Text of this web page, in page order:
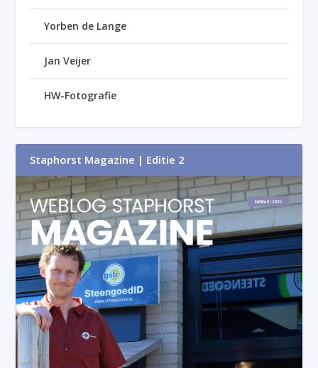
Yorben de Lange
Jan Veijer
HW-Fotografie
Staphorst Magazine | Editie 2